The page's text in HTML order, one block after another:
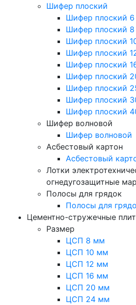
Шифер плоский
Шифер плоский
Шифер плоский
Шифер плоский
Шифер плоский
Шифер плоский
Шифер плоский
Шифер плоский
Шифер плоский
Шифер плоский
Шифер волновой
Шифер волновой
Асбестовый картон
Асбестовый
Лотки
огнедугозащитные
Полосы для грядок
Полосы для
Цементно-стружечные
Размер
ЦСП 8 мм
ЦСП 10 мм
ЦСП 12 мм
ЦСП 16 мм
ЦСП 20 мм
ЦСП 24 мм